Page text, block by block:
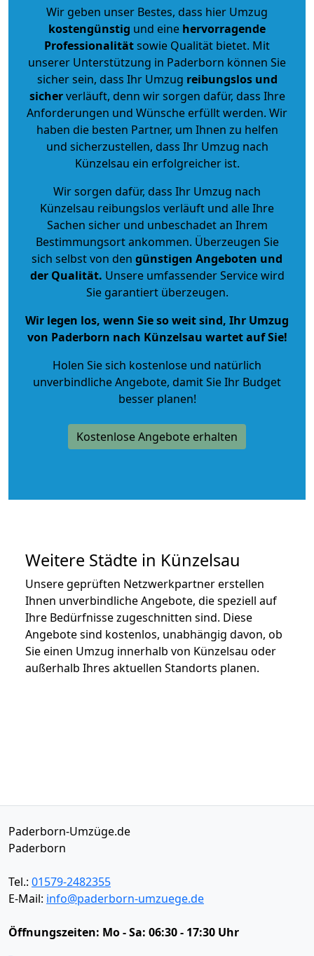
Wir geben unser Bestes, dass hier Umzug
kostengünstig und eine hervorragende
Professionalitätsowie Qualität bietet. Mit
unserer Unterstützung in Paderborn können Sie
sicher sein, dass Ihr Umzug reibungslos und
sicherverläuft, denn wir sorgen dafür, dass Ihre
Anforderungen und Wünsche erfüllt werden. Wir
haben die besten Partner, um Ihnen zu helfen
und sicherzustellen, dass Ihr Umzug nach
Künzelsau ein erfolgreicher ist.
Wir sorgen dafür, dass Ihr Umzug nach
Künzelsau reibungslos verläuft und alle Ihre
Sachen sicher und unbeschadet an Ihrem
Bestimmungsort ankommen. Überzeugen Sie
sich selbst von den günstigen Angeboten und
der Qualität. Unsere umfassender Service wird
Sie garantiert überzeugen.
Wir legen los, wenn Sie so weit sind, Ihr Umzug
von Paderborn nach Künzelsau wartet auf Sie!
Holen Sie sich kostenlose und natürlich
unverbindliche Angebote, damit Sie Ihr Budget
besser planen!
Kostenlose Angebote erhalten
Weitere Städte in Künzelsau
Unsere geprüften Netzwerkpartner erstellen
Ihnen unverbindliche Angebote, die speziell auf
Ihre Bedürfnisse zugeschnitten sind. Diese
Angebote sind kostenlos, unabhängig davon, ob
Sie einen Umzug innerhalb von Künzelsau oder
außerhalb Ihres aktuellen Standorts planen.
Paderborn-Umzüge.de
Paderborn
Tel.: 01579-2482355
E-Mail: info@paderborn-umzuege.de
Öffnungszeiten: Mo - Sa: 06:30 - 17:30 Uhr